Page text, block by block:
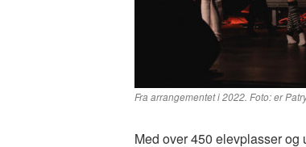
Fra arrangementet i 2022. Foto: er
Med over 450 elevplasser